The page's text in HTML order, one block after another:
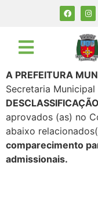
A PREFEITURA
Secretaria
DESCLASSIFICAÇÃO
aprovados (as) no
abaixo
comparecimento
admissionais.